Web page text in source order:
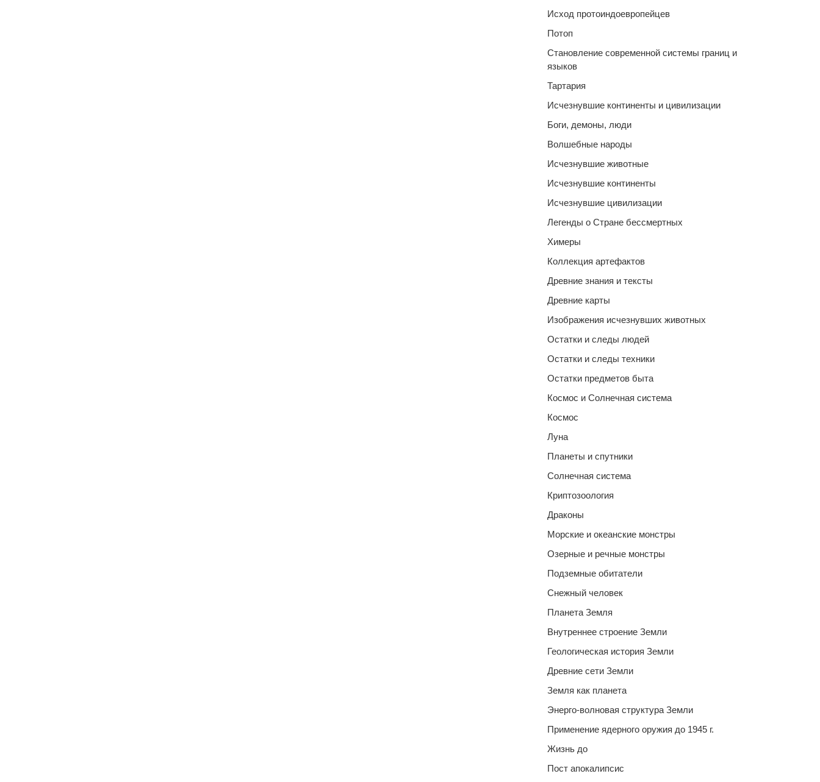
Исход протоиндоевропейцев
Потоп
Становление современной системы границ и
языков
Тартария
Исчезнувшие континенты и цивилизации
Боги, демоны, люди
Волшебные народы
Исчезнувшие животные
Исчезнувшие континенты
Исчезнувшие цивилизации
Легенды о Стране бессмертных
Химеры
Коллекция артефактов
Древние знания и тексты
Древние карты
Изображения исчезнувших животных
Остатки и следы людей
Остатки и следы техники
Остатки предметов быта
Космос и Солнечная система
Космос
Луна
Планеты и спутники
Солнечная система
Криптозоология
Драконы
Морские и океанские монстры
Озерные и речные монстры
Подземные обитатели
Снежный человек
Планета Земля
Внутреннее строение Земли
Геологическая история Земли
Древние сети Земли
Земля как планета
Энерго-волновая структура Земли
Применение ядерного оружия до 1945 г.
Жизнь до
Пост апокалипсис